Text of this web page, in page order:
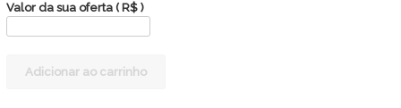
Valor da sua oferta ( R$ )
fazer
Adicionar ao carrinho